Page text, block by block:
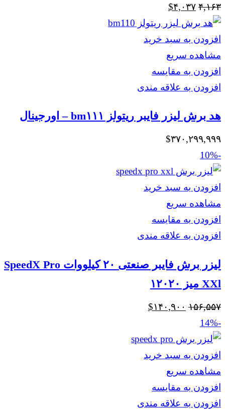
۴,۱۶۳ قیمت
اصلی
$۴,۱۶۳
بود.
$۴,۰۳۷ قیمت
فعلی
$۴,۰۳۷
است.
افزودن به سبد خرید
مشاهده سریع
افزودن به مقایسه
افزودن به علاقه مندی
هد برش لیزر فایبر ریتولز bm۱۱۱ – اورجینال
$۳۷۰,۲۹۹,۹۹۹
-10%
افزودن به سبد خرید
مشاهده سریع
افزودن به مقایسه
افزودن به علاقه مندی
لیزر برش فایبر صنعتی ۲۰ کیلووات SpeedX Pro
XXl میز ۱۲۰۲۰
۱۵۶,۵۵۷ قیمت
$۱۵۶,۵۵۷
بود.
$۱۴۰,۹۰۰ قیمت
$۱۴۰,۹۰۰
است.
-14%
افزودن به سبد خرید
مشاهده سریع
افزودن به مقایسه
افزودن به علاقه مندی